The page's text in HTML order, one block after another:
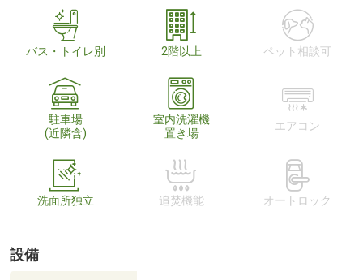
バス・トイレ別 2階以上 ペット相談可
駐車場
(近隣含)
室内洗濯機
置き場
エアコン
洗面所独立 追焚機能 オートロック
設備